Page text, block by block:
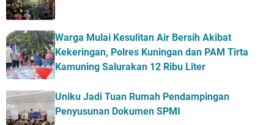
Warga Mulai Kesulitan Air Bersih Akibat
Kekeringan, Polres Kuningan dan PAM Tirta
Kamuning Salurakan 12 Ribu Liter
Uniku Jadi Tuan Rumah Pendampingan
Penyusunan Dokumen SPMI